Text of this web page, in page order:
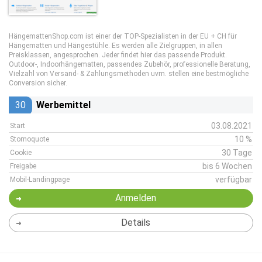
HängemattenShop.com ist einer der TOP-Spezialisten in der EU + CH für
Hängematten und Hängestühle. Es werden alle Zielgruppen, in allen
Preisklassen, angesprochen. Jeder findet hier das passende Produkt.
Outdoor-, Indoorhängematten, passendes Zubehör, professionelle Beratung,
Vielzahl von Versand- & Zahlungsmethoden uvm. stellen eine bestmögliche
Conversion sicher.
30 Werbemittel
Start 03.08.2021
Stornoquote 10 %
Cookie 30 Tage
Freigabe bis 6 Wochen
Mobil-Landingpage verfügbar
Anmelden
Details